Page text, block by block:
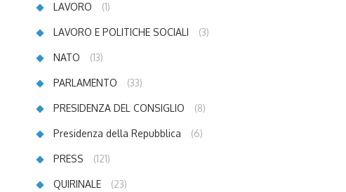
LAVORO (1)
LAVORO E POLITICHE SOCIALI (3)
NATO (13)
PARLAMENTO (33)
PRESIDENZA DEL CONSIGLIO (8)
Presidenza della Repubblica (6)
PRESS (121)
QUIRINALE (23)